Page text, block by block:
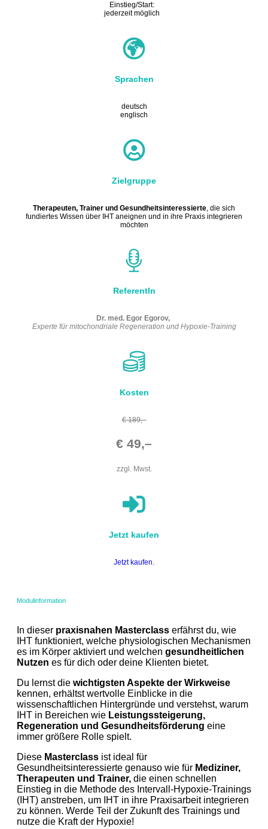
Einstieg/Start:
jederzeit möglich
Sprachen
deutsch
englisch
Zielgruppe
Therapeuten, Trainer und Gesundheitsinteressierte, die sich
fundiertes Wissen über IHT aneignen und in ihre Praxis integrieren
möchten
ReferentIn
Dr. med. Egor Egorov,
Experte für mitochondriale Regeneration und Hypoxie-Training
Kosten
€ 189,–
€ 49,–
zzgl. Mwst.
Jetzt kaufen
Jetzt kaufen.
Modulinformation
In dieser praxisnahen Masterclass erfährst du, wie
IHT funktioniert, welche physiologischen Mechanismen
es im Körper aktiviert und welchen gesundheitlichen
Nutzen es für dich oder deine Klienten bietet.
Du lernst die wichtigsten Aspekte der Wirkweise
kennen, erhältst wertvolle Einblicke in die
wissenschaftlichen Hintergründe und verstehst, warum
IHT in Bereichen wie Leistungssteigerung,
Regeneration und Gesundheitsförderung eine
immer größere Rolle spielt.
Diese Masterclass ist ideal für
Gesundheitsinteressierte genauso wie für Mediziner,
Therapeuten und Trainer, die einen schnellen
Einstieg in die Methode des Intervall-Hypoxie-Trainings
(IHT) anstreben, um IHT in ihre Praxisarbeit integrieren
zu können. Werde Teil der Zukunft des Trainings und
nutze die Kraft der Hypoxie!